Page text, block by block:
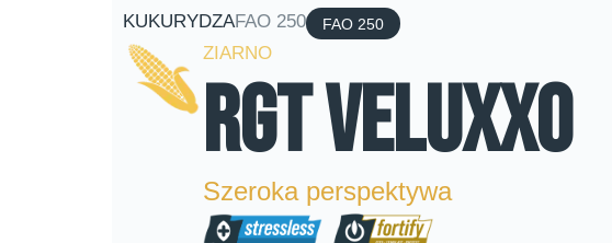
KUKURYDZAFAO 250 FAO 250
ZIARNO
RGT Veluxxo
Szeroka perspektywa